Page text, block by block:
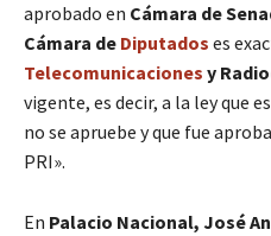
aprobado en Cámara de
Cámara de Diputados es
Telecomunicaciones y
vigente, es decir, a la ley que
no se apruebe y que fue
PRI».
En Palacio Nacional, José